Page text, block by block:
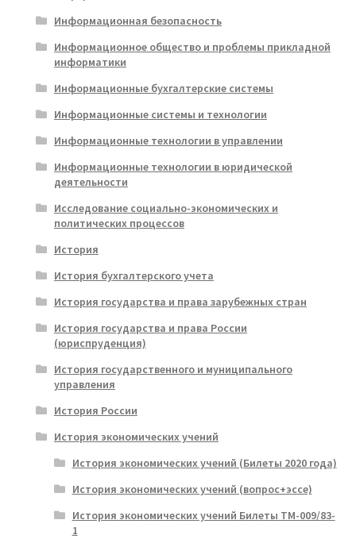
Информационная безопасность
Информационное общество и проблемы прикладной
информатики
Информационные бухгалтерские системы
Информационные системы и технологии
Информационные технологии в управлении
Информационные технологии в юридической
деятельности
Исследование социально-экономических и
политических процессов
История
История бухгалтерского учета
История государства и права зарубежных стран
История государства и права России
(юриспруденция)
История государственного и муниципального
управления
История России
История экономических учений
История экономических учений (Билеты 2020 года)
История экономических учений (вопрос+эссе)
История экономических учений Билеты ТМ-009/83-
1